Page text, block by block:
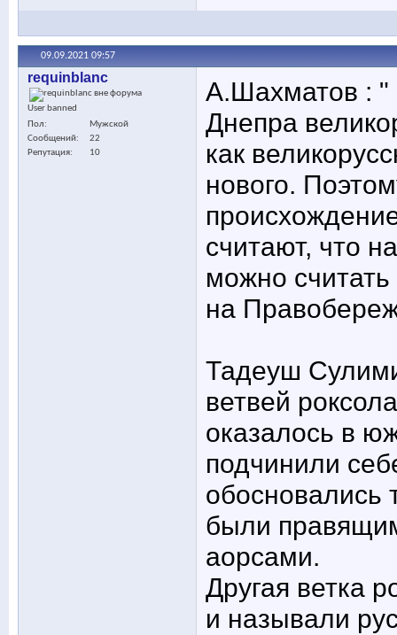
09.09.2021 09:57
requinblanc
User banned
Пол
Мужской
Сообщений
22
Репутация
10
А.Шахматов : "
Днепра
как
нового.
считают, что
можно считать
на
Тадеуш
ветвей
оказалось в
подчинили
обосновались
были
аорсами.
Другая ветка
и называли